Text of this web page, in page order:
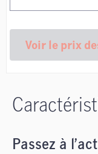
Voir le prix
Passez à